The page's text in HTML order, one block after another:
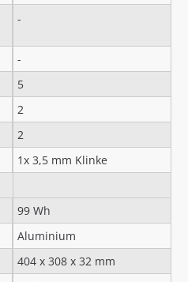
-
-
5
2
2
1x 3,5 mm Klinke
99 Wh
Aluminium
404 x 308 x 32 mm